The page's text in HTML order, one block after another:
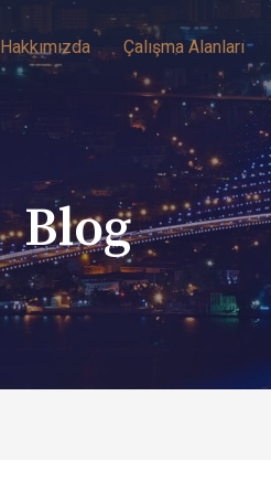
Hakkımızda Çalışma Alanları
Blog